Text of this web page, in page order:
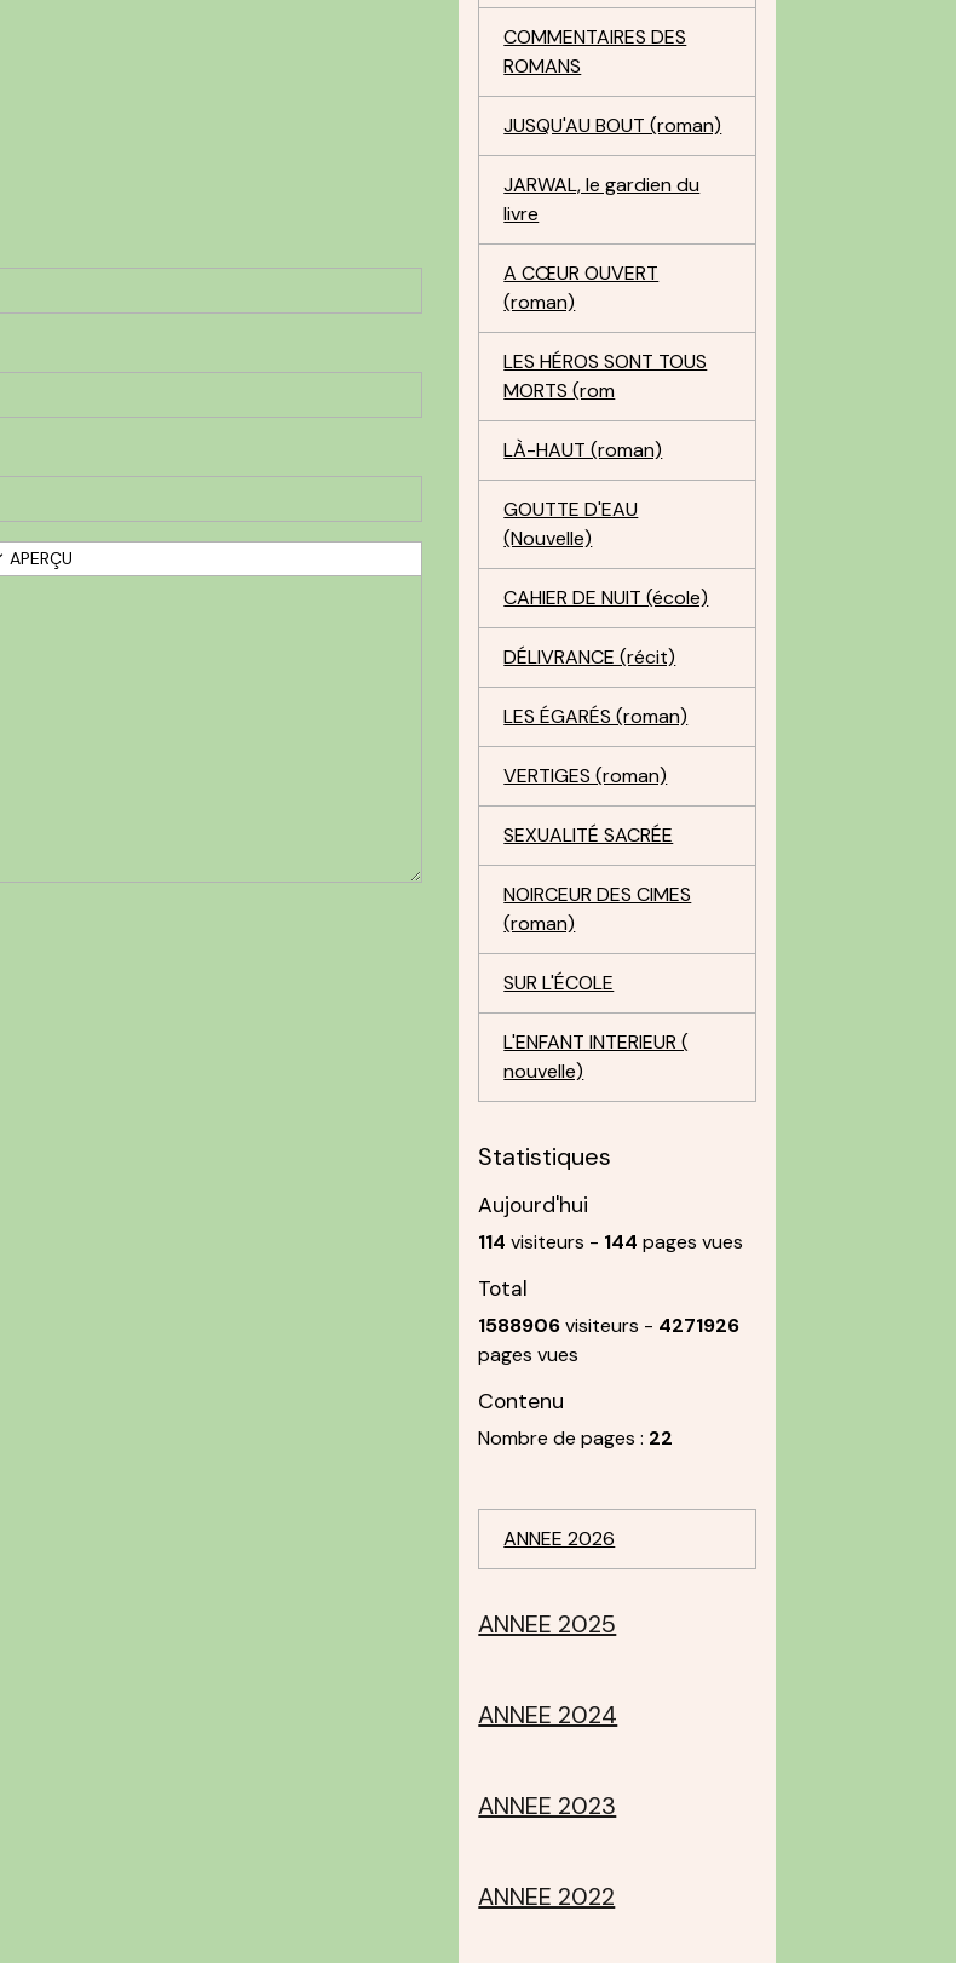
APERÇU
COMMENTAIRES DES
ROMANS
JUSQU'AU BOUT (roman)
JARWAL, le gardien du
livre
A CŒUR OUVERT
(roman)
LES HÉROS SONT TOUS
MORTS (rom
LÀ-HAUT (roman)
GOUTTE D'EAU
(Nouvelle)
CAHIER DE NUIT (école)
DÉLIVRANCE (récit)
LES ÉGARÉS (roman)
VERTIGES (roman)
SEXUALITÉ SACRÉE
NOIRCEUR DES CIMES
(roman)
SUR L'ÉCOLE
L'ENFANT INTERIEUR (
nouvelle)
Statistiques
Aujourd'hui
114 visiteurs - 144 pages vues
Total
1588906visiteurs - 4271926
pages vues
Contenu
Nombre de pages : 22
ANNEE 2026
ANNEE 2025
ANNEE 2024
ANNEE 2023
ANNEE 2022